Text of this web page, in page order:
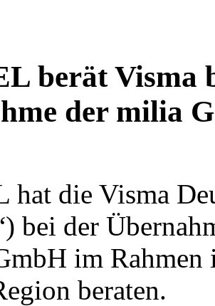
berät Visma
der milia
hat die Visma
bei der
im
beraten.